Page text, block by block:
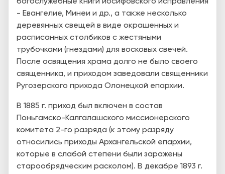
- Евангелие, Минеи и др., а также несколько
деревянных свещей в виде окрашенных и
расписанных столбиков с жестяными
трубочками (гнездами) для восковых свечей.
После освящения храма долго не было своего
священника, и приходом заведовали священники
Ругозерского прихода Олонецкой епархии.
В 1885 г. приход был включен в состав
Поньгамско-Калгалашского миссионерского
комитета 2-го разряда (к этому разряду
относились приходы Архангельской епархии,
которые в слабой степени были заражены
старообрядческим расколом). В декабре 1893 г.